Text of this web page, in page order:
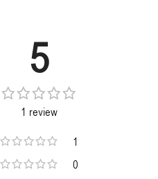
5
1 review
1
0